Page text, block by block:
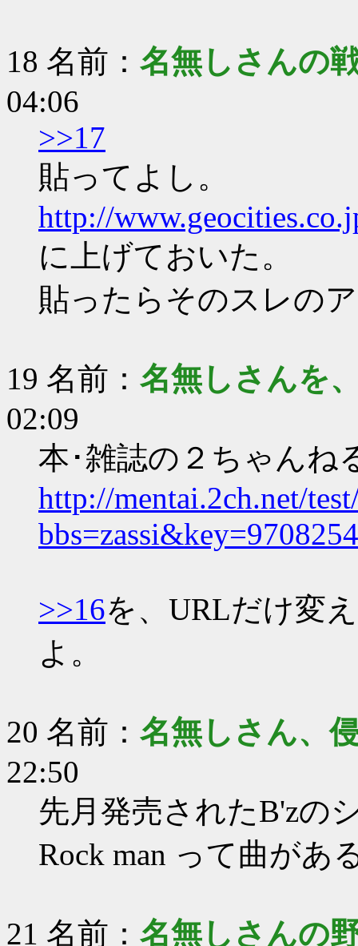
18 名前： 名無しさんの
04:06
>>17
貼ってよし。
http://
に上げておいた。
貼ったらそのスレの
19 名前： 名無しさんを
02:09
本･雑誌の２ちゃん
http://mentai.2ch.net/
>>16を、URLだけ変
よ。
20 名前： 名無しさん、
22:50
先月発売されたB'zの
Rock man って曲があ
21 名前： 名無しさんの